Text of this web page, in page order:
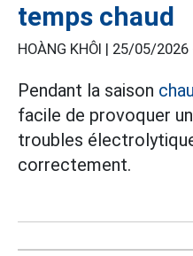
temps chaud
HOÀNG KHÔI | 25/05/2026
Pendant la saison
facile de provoquer
troubles
correctement.